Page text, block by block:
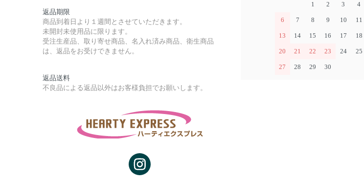
返品期限
商品到着日より１週間とさせていただきます。
未開封未使用品に限ります。
受注生産品、取り寄せ商品、名入れ済み商品、衛生商品
は、返品をお受けできません。
返品送料
不良品による返品以外はお客様負担でお願いします。
1 2 3 4
6 7 8 9 10 11
13 14 15 16 17 18
20 21 22 23 24 25
27 28 29 30